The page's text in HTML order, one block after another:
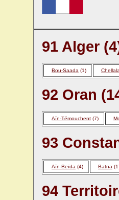
91 Alger
Bou-Saada (1) Chellala
92 Oran
Aïn-Témouchent (7)
93
Aïn-Beïda (4) Batna
94